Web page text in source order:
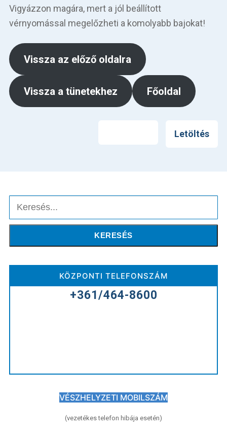
Vigyázzon magára, mert a jól beállított
vérnyomással megelőzheti a komolyabb bajokat!
Vissza az előző oldalra
Vissza a tünetekhez Főoldal
Letöltés
Keresés
KERESÉS
KÖZPONTI TELEFONSZÁM
+361/464-8600
VÉSZHELYZETI MOBILSZÁM
(vezetékes telefon hibája esetén)